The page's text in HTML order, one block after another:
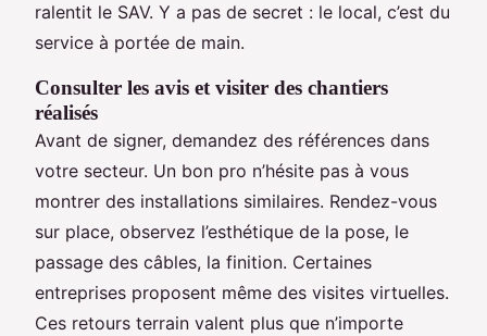
ralentit le SAV. Y a pas de secret : le local, c’est du
service à portée de main.
Consulter les avis et visiter des chantiers
réalisés
Avant de signer, demandez des références dans
votre secteur. Un bon pro n’hésite pas à vous
montrer des installations similaires. Rendez-vous
sur place, observez l’esthétique de la pose, le
passage des câbles, la finition. Certaines
entreprises proposent même des visites virtuelles.
Ces retours terrain valent plus que n’importe